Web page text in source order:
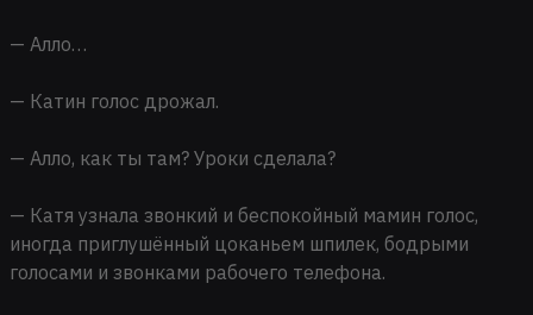
— Алло…
— Катин голос дрожал.
— Алло, как ты там? Уроки сделала?
— Катя узнала звонкий и беспокойный мамин голос,
иногда приглушённый цоканьем шпилек, бодрыми
голосами и звонками рабочего телефона.